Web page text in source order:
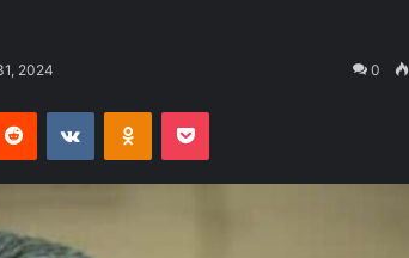
2024 0
Reddit VKontakteOdnoklassniki
Pocket